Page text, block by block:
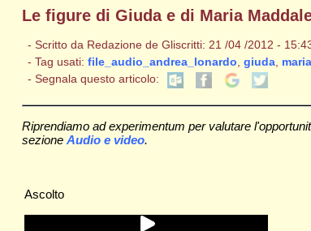
Le figure di Giuda e di Maria
- Scritto da Redazione de Gliscritti: 21 /04 /2012 -
- Tag usati: file_audio_andrea_lonardo giuda,
- Segnala questo articolo:
Riprendiamo ad experimentum per valutare
sezione Audio e video.
Ascolto